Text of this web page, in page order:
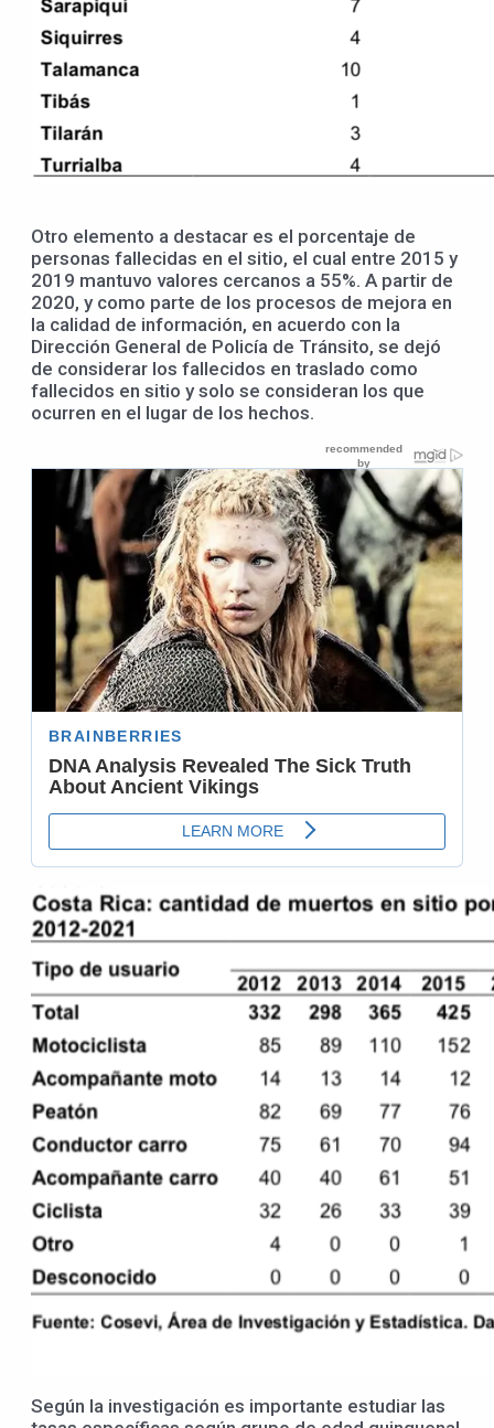
Otro elemento a destacar es el porcentaje de
personas fallecidas en el sitio, el cual entre 2015 y
2019 mantuvo valores cercanos a 55%. A partir de
2020, y como parte de los procesos de mejora en
la calidad de información, en acuerdo con la
Dirección General de Policía de Tránsito, se dejó
de considerar los fallecidos en traslado como
fallecidos en sitio y solo se consideran los que
ocurren en el lugar de los hechos.
Según la investigación es importante estudiar las